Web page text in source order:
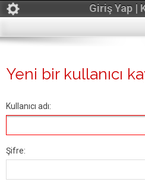
Giriş Yap |
Yeni bir kullanıcı
Kullanıcı adı:
Şifre: